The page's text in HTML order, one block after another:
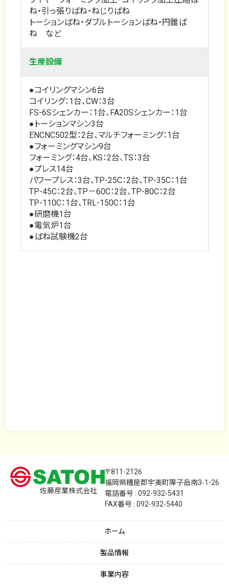
ね・引っ張りばね・ねじりばね
トーションばね・ダブルトーションばね・円錐ば
ね など
生産設備
●コイリングマシン6台
コイリング：1台、CW：3台
FS-6Sシェンカー：1台、FA20Sシェンカー：1台
●トーションマシン3台
ENCNC502型：2台、マルチフォーミング：1台
●フォーミングマシン9台
フォーミング：4台、KS：2台、TS：3台
●プレス14台
パワープレス：3台、TP-25C：2台、TP-35C：1台
TP-45C：2台、TP－60C：2台、TP-80C：2台
TP-110C：1台、TRL-150C：1台
●研磨機1台
●電気炉1台
●ばね試験機2台
佐藤産業株式会社
〒811-2126
福岡県糟屋郡宇美町障子岳南3-1-26
電話番号 : 092-932-5431
FAX番号 : 092-932-5440
ホーム
製品情報
事業内容